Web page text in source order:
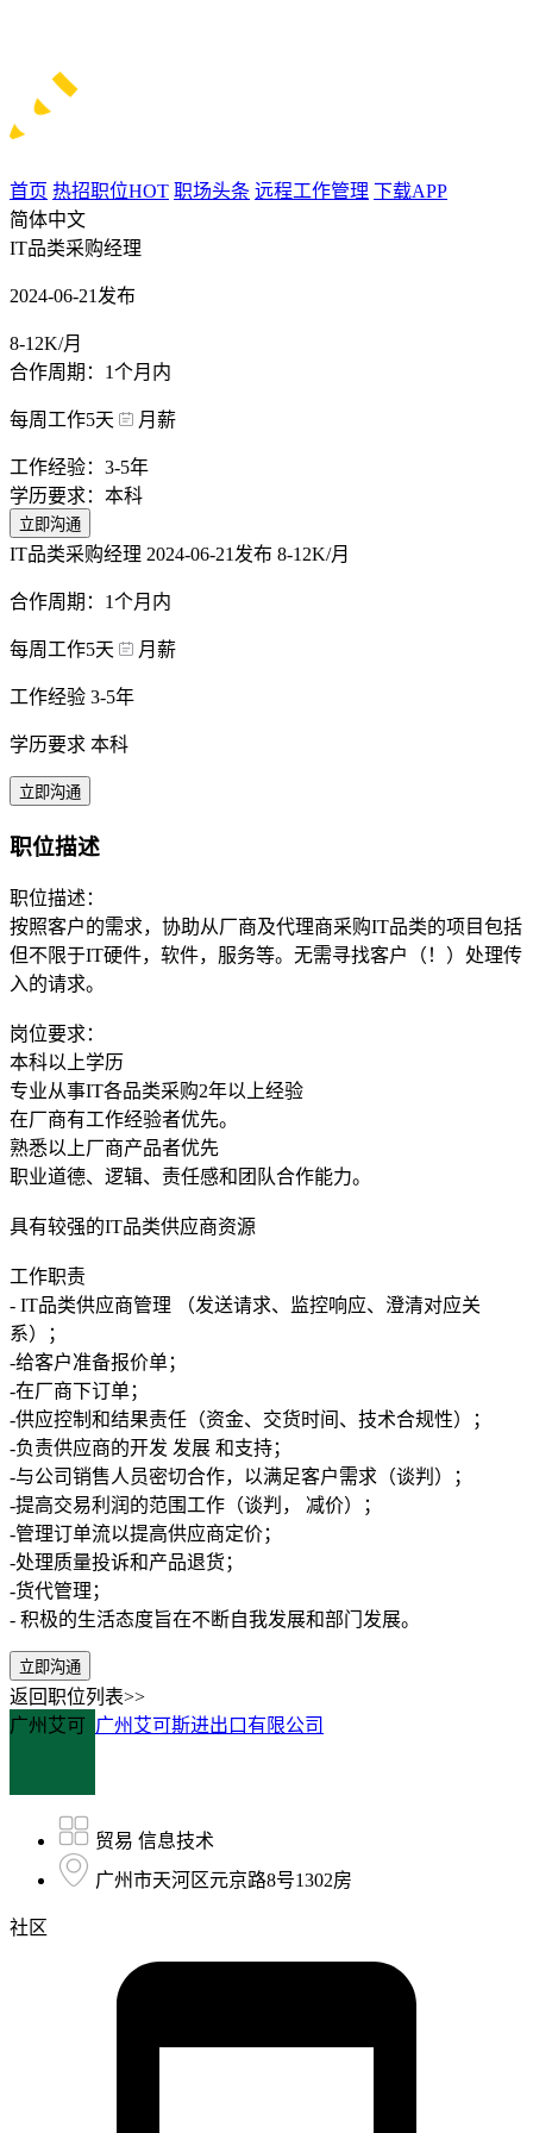
首页 热招职位HOT 职场头条 远程工作管理 下载APP
简体中文
IT品类采购经理
2024-06-21发布
8-12K/月
合作周期：1个月内
每周工作5天 月薪
工作经验：3-5年
学历要求：本科
立即沟通
IT品类采购经理 2024-06-21发布 8-12K/月
合作周期：1个月内
每周工作5天 月薪
工作经验 3-5年
学历要求 本科
立即沟通
职位描述
职位描述：
按照客户的需求，协助从厂商及代理商采购IT品类的项目包括
但不限于IT硬件，软件，服务等。无需寻找客户（！）处理传
入的请求。
岗位要求：
本科以上学历
专业从事IT各品类采购2年以上经验
在厂商有工作经验者优先。
熟悉以上厂商产品者优先
职业道德、逻辑、责任感和团队合作能力。
具有较强的IT品类供应商资源
工作职责
- IT品类供应商管理 （发送请求、监控响应、澄清对应关
系）；
-给客户准备报价单；
-在厂商下订单；
-供应控制和结果责任（资金、交货时间、技术合规性）；
-负责供应商的开发 发展 和支持；
-与公司销售人员密切合作，以满足客户需求（谈判）；
-提高交易利润的范围工作（谈判， 减价）；
-管理订单流以提高供应商定价；
-处理质量投诉和产品退货；
-货代管理；
- 积极的生活态度旨在不断自我发展和部门发展。
立即沟通
返回职位列表>>
广州艾可 广州艾可斯进出口有限公司
贸易 信息技术
广州市天河区元京路8号1302房
社区